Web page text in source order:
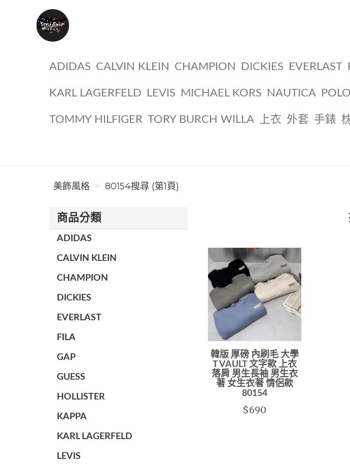
ADIDAS CALVIN KLEIN CHAMPION DICKIES EVERLAST
KARL LAGERFELD LEVIS MICHAEL KORS NAUTICA
TOMMY HILFIGER TORY BURCH WILLA 上衣 外套 手錶
美飾風格 80154搜尋 (第1頁)
商品分類
ADIDAS
CALVIN KLEIN
CHAMPION
DICKIES
EVERLAST
FILA
GAP
GUESS
HOLLISTER
KAPPA
KARL LAGERFELD
LEVIS
韓版 厚磅 內刷毛 大學
T VAULT 文字款 上衣
落肩 男生長袖 男生衣
著 女生衣著 情侶款
80154
$690